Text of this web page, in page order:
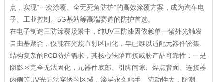
点，实现“一次涂覆、全无死角防护”的高效涂覆方案，成为汽车电
子、工业控制、5G基站等高端赛道的防护首选。
在电子制造三防涂覆场景中，纯UV三防漆因依赖单一紫外光触发
自由基聚合，仅能在光照直射区固化，早已难以适配元器件密集、
结构复杂的PCB防护需求，其核心缺陷直接威胁产品可靠性：一是
阴影区完全无法固化，元器件底部、引脚间隙、焊点背面、连接器
内侧等UV光无法穿透的区域，涂层永久粘手、流动性大，防潮、